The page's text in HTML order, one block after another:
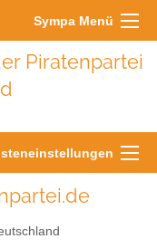
Sympa Menü
Piratenpartei